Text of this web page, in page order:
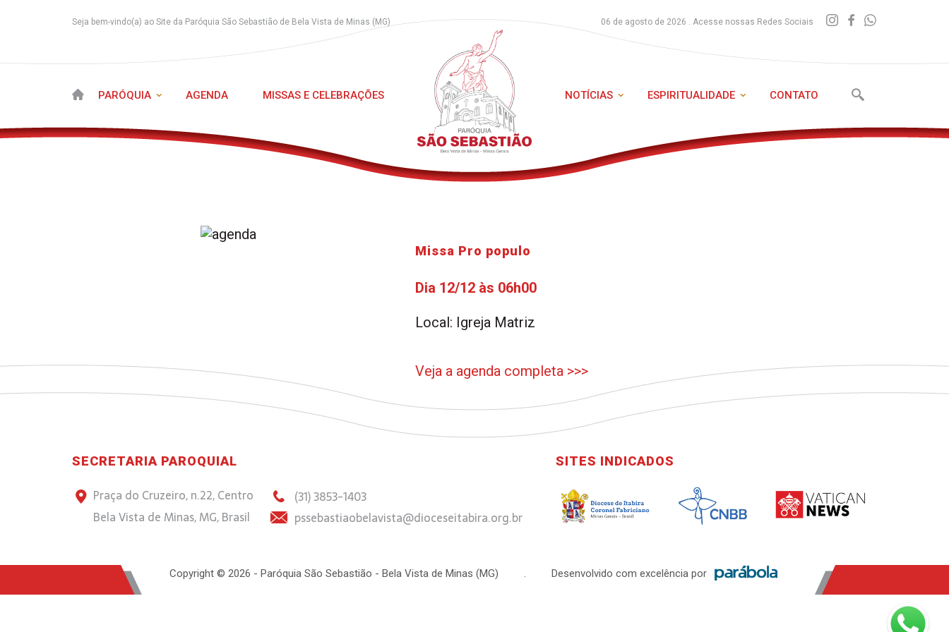
Seja bem-vindo(a) ao Site da Paróquia São Sebastião de Bela Vista de Minas (MG) 06 de agosto de 2026 . Acesse nossas Redes Sociais
PARÓQUIA AGENDA MISSAS E CELEBRAÇÕES NOTÍCIAS ESPIRITUALIDADE CONTATO
Missa Pro populo
Dia 12/12 às 06h00
Local: Igreja Matriz
Veja a agenda completa >>>
SECRETARIA PAROQUIAL
Praça do Cruzeiro, n.22, Centro
Bela Vista de Minas, MG, Brasil
(31) 3853-1403
pssebastiaobelavista@dioceseitabira.org.br
SITES INDICADOS
Copyright © 2026 - Paróquia São Sebastião - Bela Vista de Minas (MG) . Desenvolvido com excelência por